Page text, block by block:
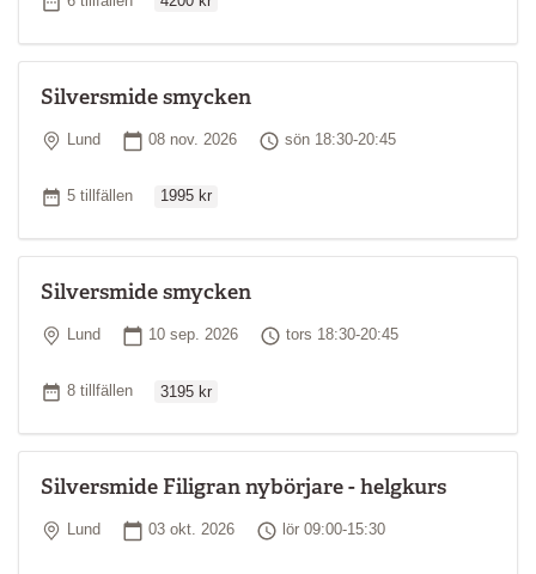
Silversmide smycken
Plats
Lund Startdatum
08 nov. 2026 Tid
sön 18:30-20:45
Antal tillfällen
5 tillfällen 1995 kr
Silversmide smycken
Plats
Lund Startdatum
10 sep. 2026 Tid
tors 18:30-20:45
Antal tillfällen
8 tillfällen 3195 kr
Silversmide Filigran nybörjare - helgkurs
Plats
Lund Startdatum
03 okt. 2026 Tid
lör 09:00-15:30